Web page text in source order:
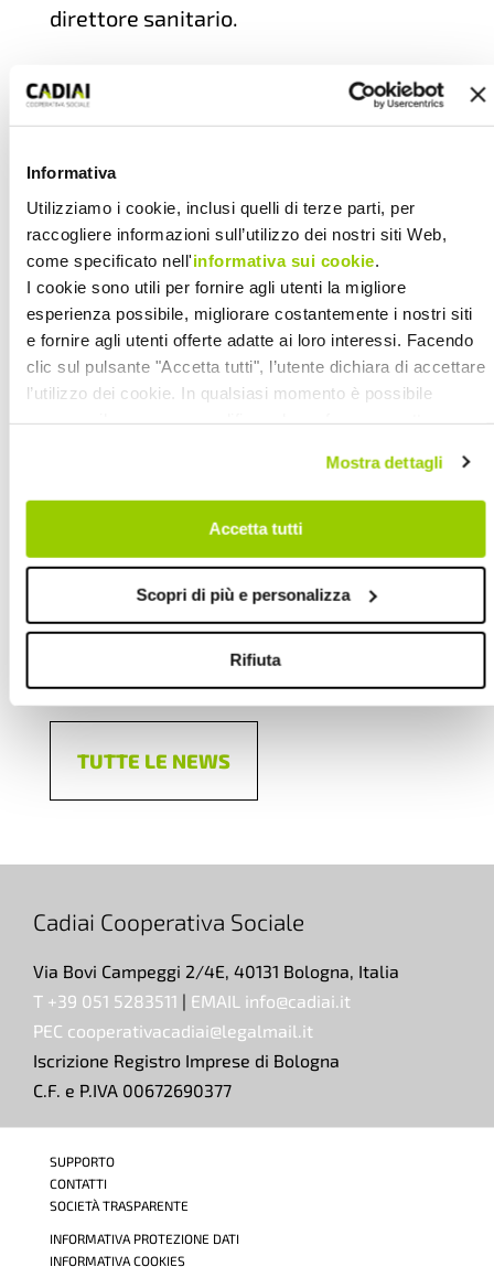
Informativa
Utilizziamo i cookie, inclusi quelli di terze parti, per
raccogliere informazioni sull’utilizzo dei nostri siti Web,
come specificato nell'informativa sui cookie
I cookie sono utili per fornire agli utenti la migliore
esperienza possibile, migliorare costantemente i nostri siti
e fornire agli utenti offerte adatte ai loro interessi. Facendo
clic sul pulsante "Accetta tutti", l’utente dichiara di accettare
l’utilizzo dei cookie. In qualsiasi momento è possibile
su "Scopri di più e personalizza". Chiudendo questa
informativa con l’apposito tasto in alto a destra continui
Mostra dettagli
Accetta tutti
Scopri di più e personalizza
Rifiuta
direttore sanitario.
Una decisione presa con molto
rammarico, nella consapevolezza che
per gli anziani le visite dei parenti sono
fondamentali e che, grazie
all’applicazione di protocolli stringenti,
si svolgevano nella massima sicurezza.
Cadiai riprenderà nell’immediato la
possibilità di “visite" online, così come
15.10.2020
COOPERAZIONE
TUTTE LE NEWS
Cadiai Cooperativa Sociale
Via Bovi Campeggi 2/4E, 40131 Bologna, Italia
T +39 051 5283511 | EMAIL info@cadiai.it
PEC cooperativacadiai@legalmail.it
Iscrizione Registro Imprese di Bologna
C.F. e P.IVA 00672690377
SUPPORTO
CONTATTI
SOCIETÀ TRASPARENTE
INFORMATIVA PROTEZIONE DATI
INFORMATIVA COOKIES